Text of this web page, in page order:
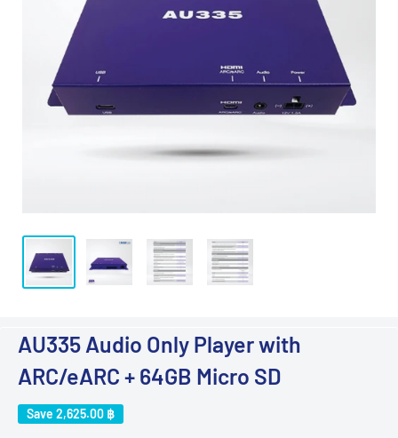
AU335 Audio Only Player with
ARC/eARC + 64GB Micro SD
Save 2,625.00 ฿